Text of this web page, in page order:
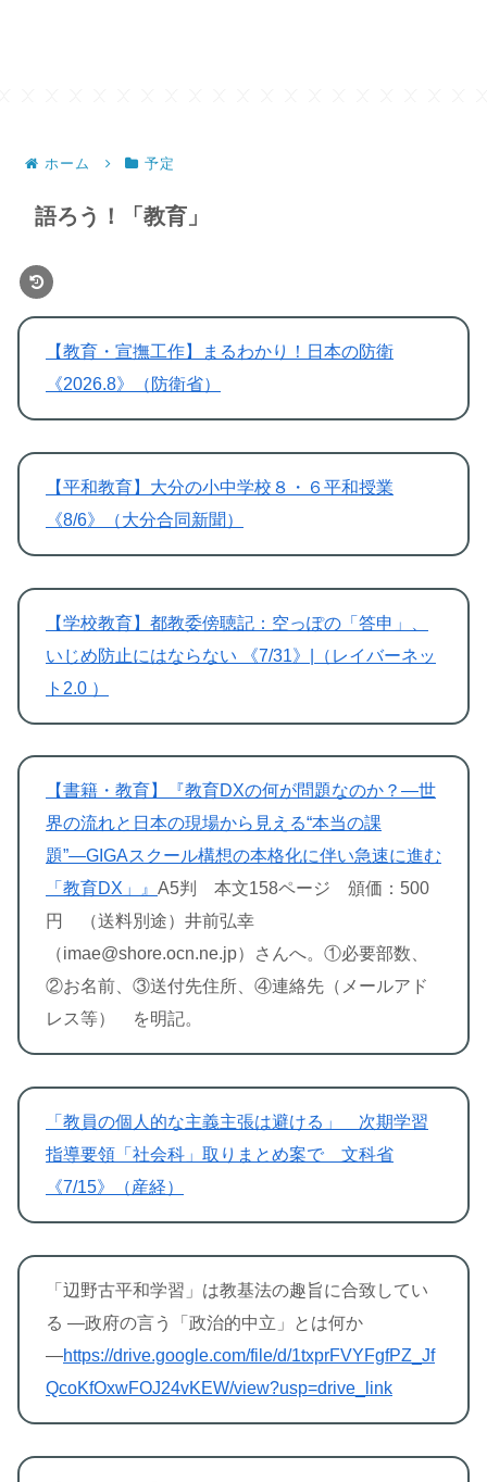
ホーム 予定
語ろう！「教育」
【教育・宣撫工作】まるわかり！日本の防衛
《2026.8》（防衛省）
【平和教育】大分の小中学校８・６平和授業
《8/6》（大分合同新聞）
【学校教育】都教委傍聴記：空っぽの「答申」、
いじめ防止にはならない 《7/31》|（レイバーネッ
ト2.0 ）
【書籍・教育】『教育DXの何が問題なのか？―世
界の流れと日本の現場から見える“本当の課
題”―GIGAスクール構想の本格化に伴い急速に進む
「教育DX」』 A5判 本文158ページ 頒価：500
円 （送料別途）井前弘幸
（imae@shore.ocn.ne.jp）さんへ。①必要部数、
②お名前、③送付先住所、④連絡先（メールアド
レス等） を明記。
「教員の個人的な主義主張は避ける」 次期学習
指導要領「社会科」取りまとめ案で 文科省
《7/15》（産経）
「辺野古平和学習」は教基法の趣旨に合致してい
る ―政府の言う「政治的中立」とは何か
―https://drive.google.com/file/d/1txprFVYFgfPZ_Jf
QcoKfOxwFOJ24vKEW/view?usp=drive_link